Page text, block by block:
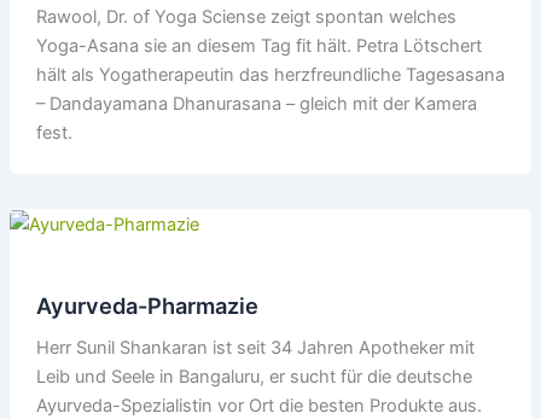
Rawool, Dr. of Yoga Sciense zeigt spontan welches
Yoga-Asana sie an diesem Tag fit hält. Petra Lötschert
hält als Yogatherapeutin das herzfreundliche Tagesasana
– Dandayamana Dhanurasana – gleich mit der Kamera
fest.
Ayurveda-Pharmazie
Herr Sunil Shankaran ist seit 34 Jahren Apotheker mit
Leib und Seele in Bangaluru, er sucht für die deutsche
Ayurveda-Spezialistin vor Ort die besten Produkte aus.